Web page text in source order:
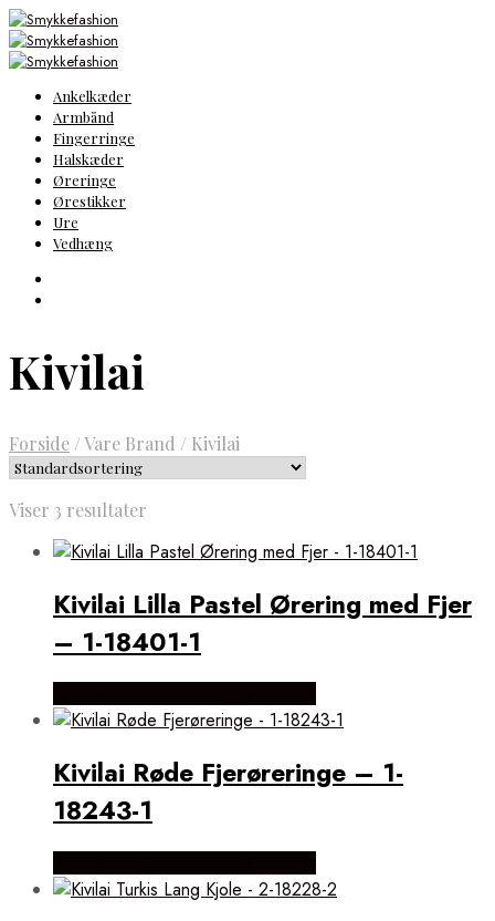
Ankelkæder
Armbånd
Fingerringe
Halskæder
Øreringe
Ørestikker
Ure
Vedhæng
Kivilai
Forside /Vare Brand / Kivilai
Viser 3 resultater
Kivilai Lilla Pastel Ørering med Fjer
– 1-18401-1
Kivilai Røde Fjerøreringe – 1-
18243-1